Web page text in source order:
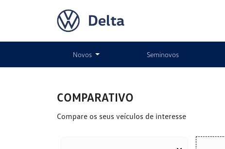
Novos Seminovos
COMPARATIVO
Compare os seus veículos de interesse